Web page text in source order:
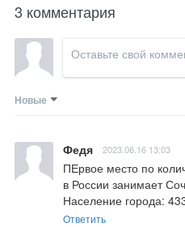
3 комментария
Новые
Федя 2023.06.16 13:03
ПЕрвое место по
в России занимает
Население города:
Ответить